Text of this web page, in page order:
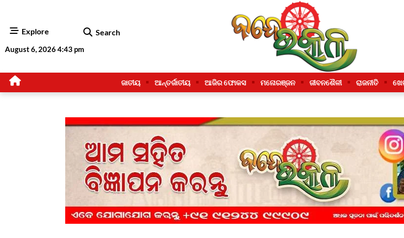
Explore Search
August 6, 2026 4:43 pm
ଜାତୀୟ ଆନ୍ତର୍ଜାତୀୟ ଆଜିର ଫୋକସ ମନୋରଞ୍ଜନ ଜୀବନଶୈଳୀ ରାଜନୀତି